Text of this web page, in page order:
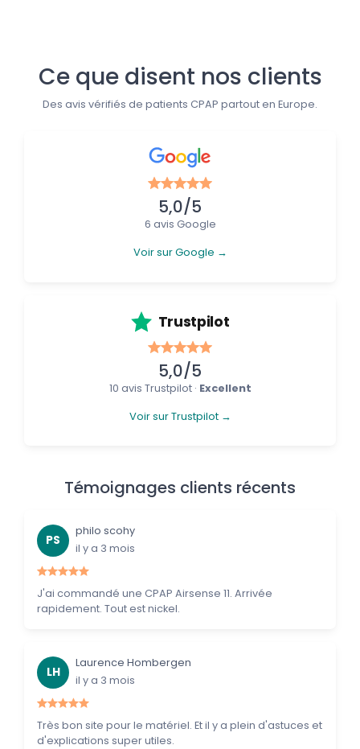
Ce que disent nos clients
Des avis vérifiés de patients CPAP partout en Europe.
5,0/5
6 avis Google
Voir sur Google →
Trustpilot
5,0/5
10 avis Trustpilot · Excellent
Voir sur Trustpilot →
Témoignages clients récents
PS
philo scohy
il y a 3 mois
J'ai commandé une CPAP Airsense 11. Arrivée
rapidement. Tout est nickel.
LH
Laurence Hombergen
il y a 3 mois
Très bon site pour le matériel. Et il y a plein d'astuces et
d'explications super utiles.